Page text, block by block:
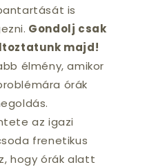
is
Gondolj csak
majd!
élmény, amikor
órák
az igazi
frenetikus
hogy órák alatt